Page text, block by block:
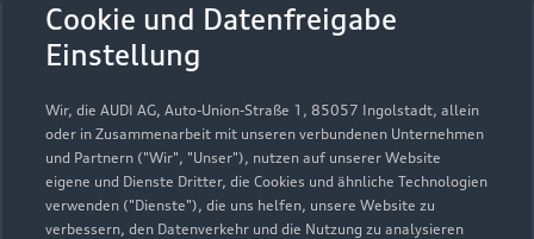
Cookie und Datenfreigabe
Einstellung
Wir, die AUDI AG, Auto-Union-Straße 1, 85057 Ingolstadt, allein
oder in Zusammenarbeit mit unseren verbundenen Unternehmen
und Partnern ("Wir", "Unser"), nutzen auf unserer Website
eigene und Dienste Dritter, die Cookies und ähnliche Technologien
verwenden ("Dienste"), die uns helfen, unsere Website zu
verbessern, den Datenverkehr und die Nutzung zu analysieren
Autohaus Scherer Mainz